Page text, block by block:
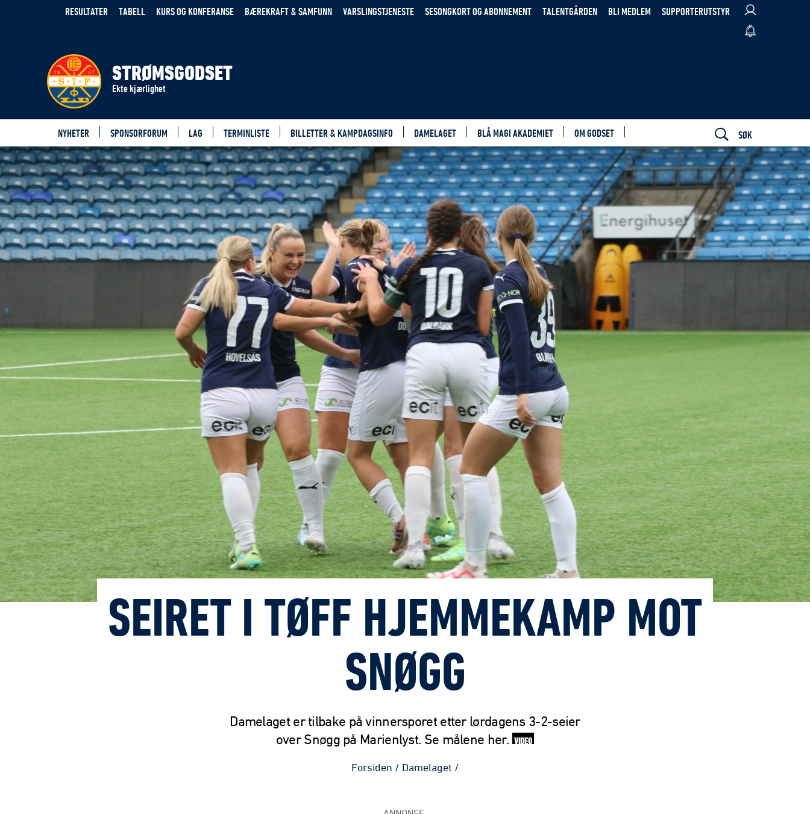
RESULTATER TABELL KURS OG KONFERANSE BÆREKRAFT & SAMFUNN VARSLINGSTJENESTE SESONGKORT OG ABONNEMENT TALENTGÅRDEN BLI MEDLEM SUPPORTERUTSTYR
STRØMSGODSET
Ekte kjærlighet
NYHETER SPONSORFORUM LAG TERMINLISTE BILLETTER & KAMPDAGSINFO DAMELAGET BLÅ MAGI AKADEMIET OM GODSET SØK
SEIRET I TØFF HJEMMEKAMP MOT
SNØGG
Damelaget er tilbake på vinnersporet etter lørdagens 3-2-seier
over Snøgg på Marienlyst. Se målene her. VIDEO
Forsiden / Damelaget /